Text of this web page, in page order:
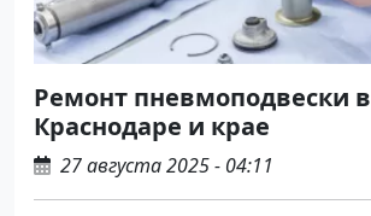
Ремонт пневмоподвески в
Краснодаре и крае
27 августа 2025 - 04:11